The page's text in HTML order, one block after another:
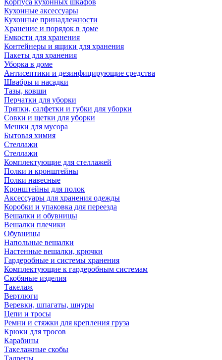
Корпуса кухонных шкафов
Кухонные аксессуары
Кухонные принадлежности
Хранение и порядок в доме
Емкости для хранения
Контейнеры и ящики для хранения
Пакеты для хранения
Уборка в доме
Антисептики и дезинфицирующие средства
Швабры и насадки
Тазы, ковши
Перчатки для уборки
Тряпки, салфетки и губки для уборки
Совки и щетки для уборки
Мешки для мусора
Бытовая химия
Стеллажи
Стеллажи
Комплектующие для стеллажей
Полки и кронштейны
Полки навесные
Кронштейны для полок
Аксессуары для хранения одежды
Коробки и упаковка для переезда
Вешалки и обувницы
Вешалки плечики
Обувницы
Напольные вешалки
Настенные вешалки, крючки
Гардеробные и системы хранения
Комплектующие к гардеробным системам
Скобяные изделия
Такелаж
Вертлюги
Веревки, шпагаты, шнуры
Цепи и тросы
Ремни и стяжки для крепления груза
Крюки для тросов
Карабины
Такелажные скобы
Талрепы